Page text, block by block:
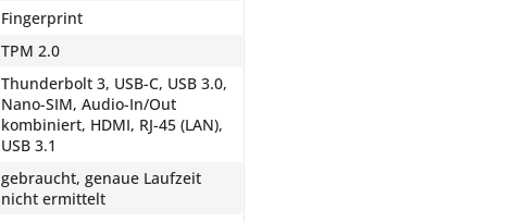
Fingerprint
TPM 2.0
Thunderbolt 3, USB-C, USB 3.0,
Nano-SIM, Audio-In/Out
kombiniert, HDMI, RJ-45 (LAN),
USB 3.1
gebraucht, genaue Laufzeit
nicht ermittelt